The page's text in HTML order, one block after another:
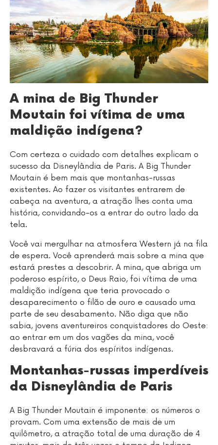
A mina de Big Thunder
Moutain foi vítima de uma
maldição indígena?
Com certeza o cuidado com detalhes explicam o
sucesso da Disneylândia de Paris. A Big Thunder
Moutain é bem mais que montanhas-russas
existentes. Ao fazer os visitantes entrarem de
cabeça na aventura, a atração lhes conta uma
história, convidando-os a entrar do outro lado da
tela.
Você vai mergulhar na atmosfera Western já na fila
de espera. Você aprenderá mais sobre a mina que
estará prestes a descobrir. A mina, que abriga um
poderoso espírito, o Deus Raio, foi vítima de uma
maldição indígena que teria provocado o
desaparecimento o filão de ouro e causado uma
parte de seu desabamento. Não diga que não
sabia, jovens aventureiros conquistadores do Oeste:
ao entrar em um dos vagões da mina, você
desbravará a fúria dos espíritos indígenas.
Montanhas-russas imperdíveis
da Disneylândia de Paris
A Big Thunder Moutain é imponente: os números o
provam. Com uma extensão de mais de um
quilômetro, a atração total de uma duração de 4